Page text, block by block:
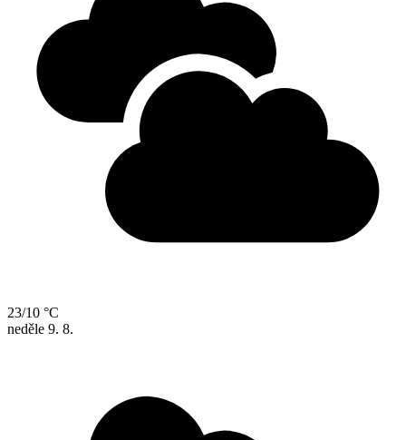
23/10 °C
neděle 9. 8.